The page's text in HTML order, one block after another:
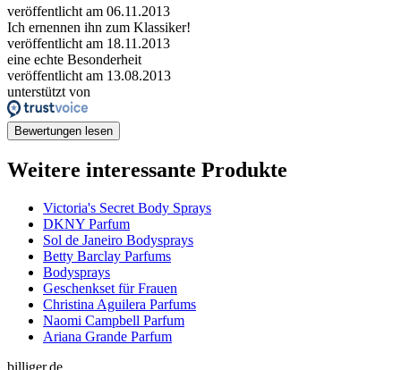
veröffentlicht am 06.11.2013
Ich ernennen ihn zum Klassiker!
veröffentlicht am 18.11.2013
eine echte Besonderheit
veröffentlicht am 13.08.2013
unterstützt von
Bewertungen lesen
Weitere interessante Produkte
Victoria's Secret Body Sprays
DKNY Parfum
Sol de Janeiro Bodysprays
Betty Barclay Parfums
Bodysprays
Geschenkset für Frauen
Christina Aguilera Parfums
Naomi Campbell Parfum
Ariana Grande Parfum
billiger.de